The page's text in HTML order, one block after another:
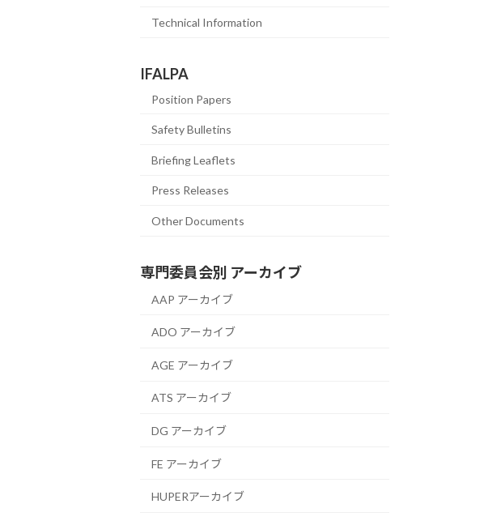
Technical Information
IFALPA
Position Papers
Safety Bulletins
Briefing Leaflets
Press Releases
Other Documents
専門委員会別 アーカイブ
AAP アーカイブ
ADO アーカイブ
AGE アーカイブ
ATS アーカイブ
DG アーカイブ
FE アーカイブ
HUPERアーカイブ